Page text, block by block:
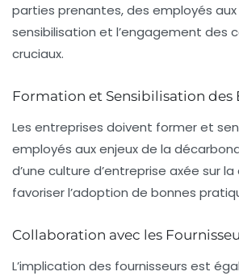
parties prenantes, des employés aux
sensibilisation et l’engagement des
cruciaux.
Formation et Sensibilisation des
Les entreprises doivent former et
employés aux enjeux de la
d’une culture d’entreprise axée sur
favoriser l’adoption de bonnes
Collaboration avec les
L’implication des fournisseurs est